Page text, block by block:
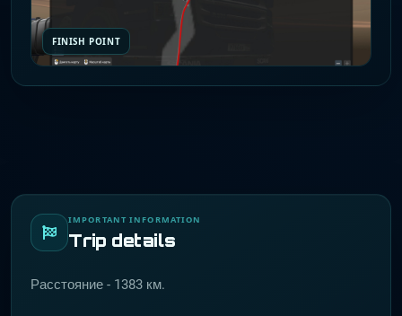
FINISH POINT
IMPORTANT INFORMATION
Trip details
Расстояние - 1383 км.